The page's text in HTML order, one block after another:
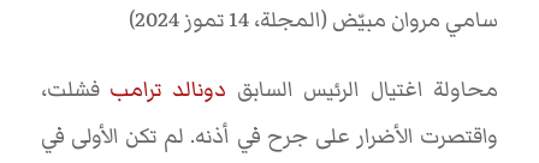
سامي مروان مبيّض (المجلة، 14 تموز 2024)
محاولة اغتيال الرئيس السابق دونالد ترامب فشلت،
واقتصرت الأضرار على جرح في أذنه. لم تكن الأولى في